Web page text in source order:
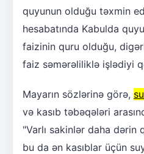
quyunun olduğu təxmin
hesabatında Kabulda
faizinin quru olduğu,
faiz səmərəliliklə işlədiyi
Mayarın sözlərinə görə,
və kasıb təbəqələri
"Varlı sakinlər daha
bu da ən kasıblar üçün